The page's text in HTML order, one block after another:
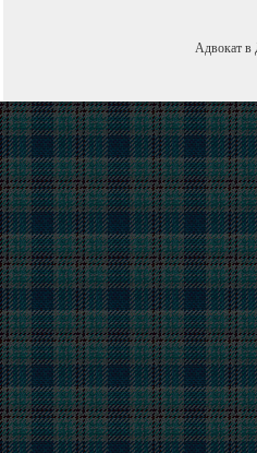
Адвокат в